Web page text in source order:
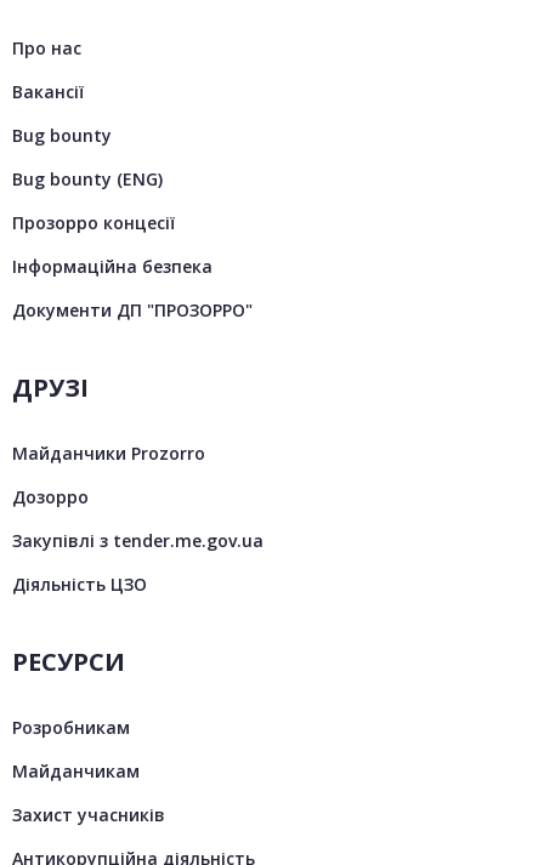
Про нас
Вакансії
Bug bounty
Bug bounty (ENG)
Прозорро концесії
Інформаційна безпека
Документи ДП "ПРОЗОРРО"
ДРУЗІ
Майданчики Prozorro
Дозорро
Закупівлі з tender.me.gov.ua
Діяльність ЦЗО
РЕСУРСИ
Розробникам
Майданчикам
Захист учасників
Антикорупційна діяльність